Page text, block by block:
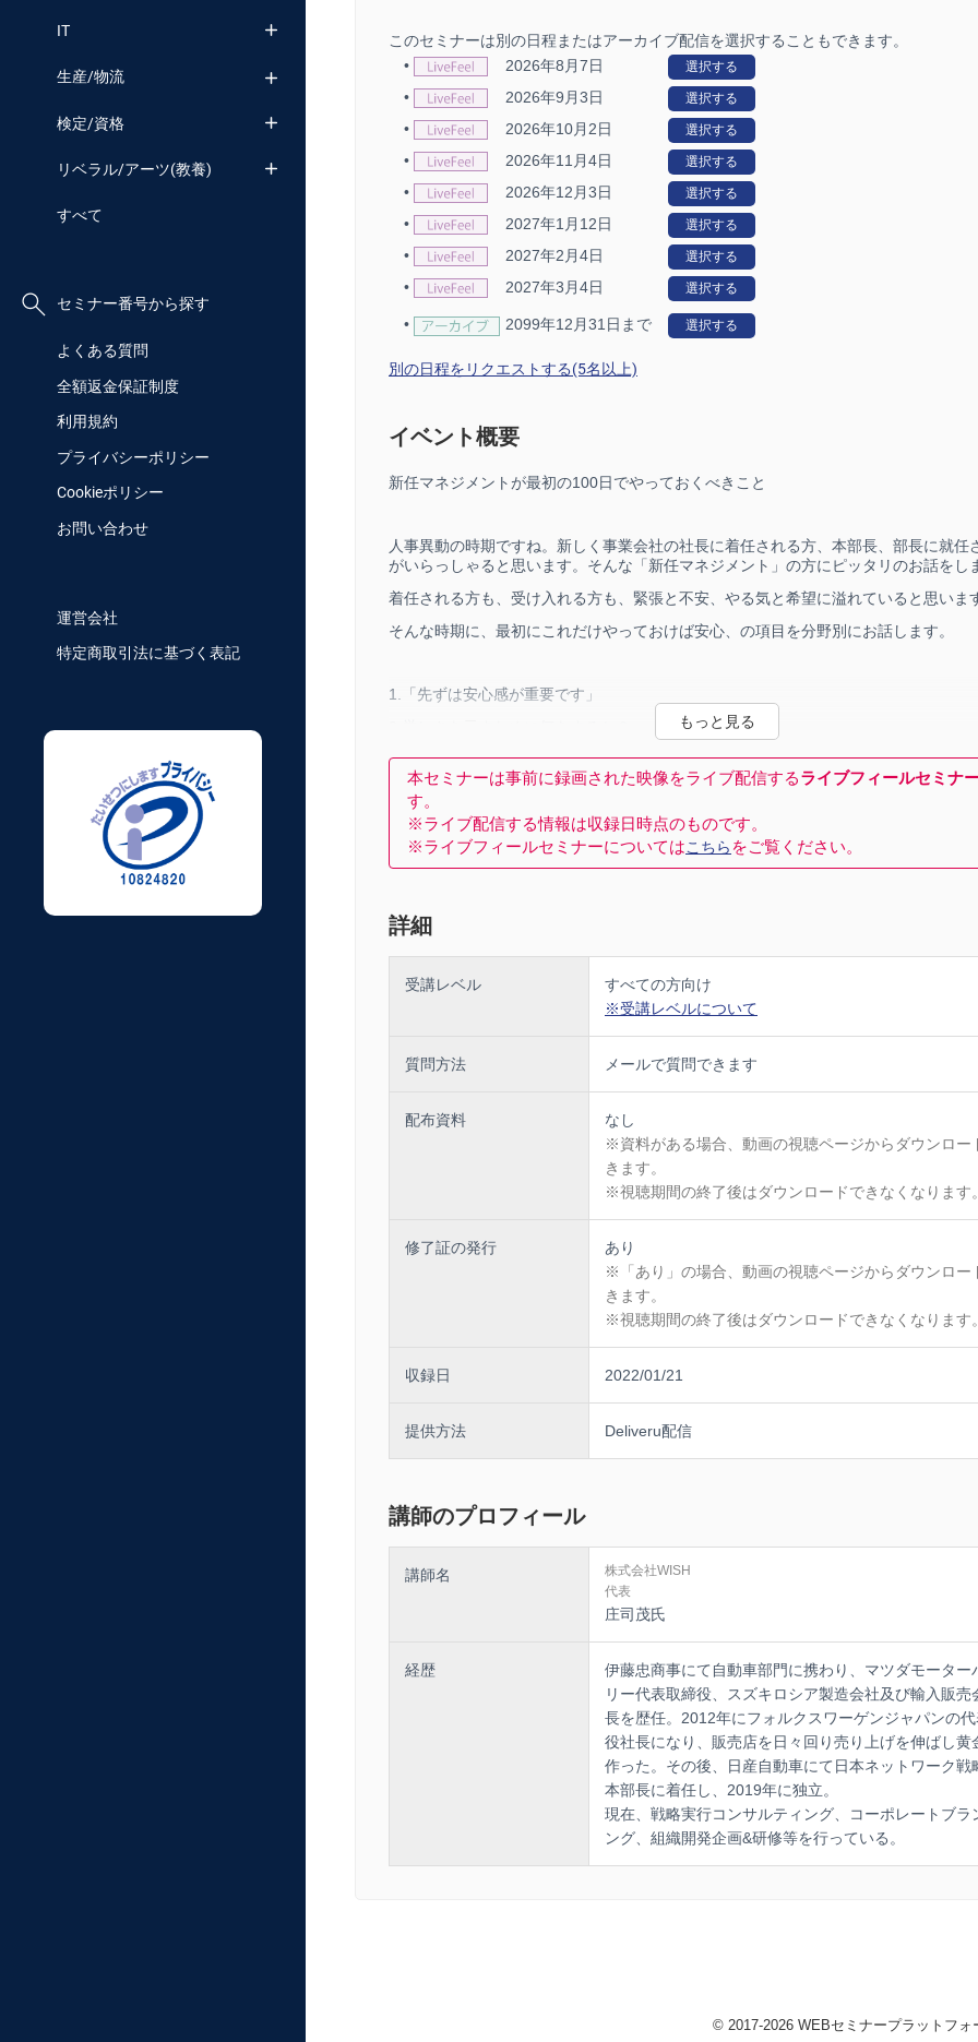
IT
生産/物流
検定/資格
リベラル/アーツ(教養)
すべて
セミナー番号から探す
よくある質問
全額返金保証制度
利用規約
プライバシーポリシー
Cookieポリシー
お問い合わせ
運営会社
特定商取引法に基づく表記
このセミナーは別の日程またはアーカイブ配信を選択することもできます。
•
2026年8月7日 選択する
• 2026年9月3日 選択する
• 2026年10月2日 選択する
• 2026年11月4日 選択する
• 2026年12月3日 選択する
• 2027年1月12日 選択する
• 2027年2月4日 選択する
• 2027年3月4日 選択する
• 2099年12月31日まで 選択する
別の日程をリクエストする(5名以上)
イベント概要
新任マネジメントが最初の100日でやっておくべきこと
人事異動の時期ですね。新しく事業会社の社長に着任される方、本部長、部長に就任
がいらっしゃると思います。そんな「新任マネジメント」の方にピッタリのお話をし
着任される方も、受け入れる方も、緊張と不安、やる気と希望に溢れていると思いま
そんな時期に、最初にこれだけやっておけば安心、の項目を分野別にお話します。
1.「先ずは安心感が重要です」
3.ビジョンはゆっくり出しましょう
講師：株式会社WISH 代表 庄司茂氏
になり、販売店を日々回り売り上げを伸ばし黄金期を作った。その後、日産自動車に
現在、戦略実行コンサルティング、コーポレートブランディング、組織開発企画&研修
ている。
本セミナーは事前に録画された映像をライブ配信するライブフィールセミナ
す。
※ライブ配信する情報は収録日時点のものです。
※ライブフィールセミナーについてはこちら をご覧ください。
詳細
受講レベル
すべての方向け
※受講レベルについて
質問方法 メールで質問できます
配布資料
なし
※資料がある場合、動画の視聴ページからダウンロー
きます。
※視聴期間の終了後はダウンロードできなくなります。
修了証の発行
あり
※「あり」の場合、動画の視聴ページからダウンロー
きます。
※視聴期間の終了後はダウンロードできなくなります。
収録日 2022/01/21
提供方法 Deliveru配信
講師のプロフィール
講師名
株式会社WISH
代表
庄司茂氏
経歴
伊藤忠商事にて自動車部門に携わり、マツダモーター
リー代表取締役、スズキロシア製造会社及び輸入販売
長を歴任。2012年にフォルクスワーゲンジャパンの
役社長になり、販売店を日々回り売り上げを伸ばし黄
作った。その後、日産自動車にて日本ネットワーク戦
本部長に着任し、2019年に独立。
現在、戦略実行コンサルティング、コーポレートブラ
ング、組織開発企画&研修等を行っている。
© 2017-2026 WEBセミナープラットフォ